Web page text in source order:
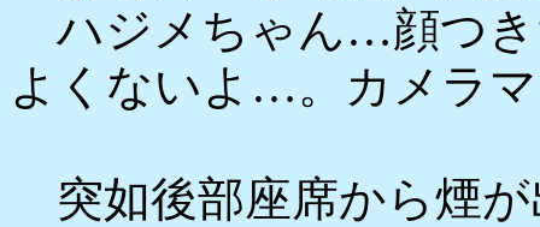
ハジメちゃん…顔つき
よくないよ…。カメラ
突如後部座席から煙が